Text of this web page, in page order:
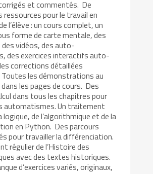
et commentés. De
ressources pour le travail en
l’élève : un cours complet, un
forme de carte mentale, des
vidéos, des auto-
des exercices interactifs auto-
corrections détaillées
Toutes les démonstrations au
les pages de cours. Des
dans tous les chapitres pour
automatismes. Un traitement
logique, de l’algorithmique et de la
en Python. Des parcours
pour travailler la différenciation.
régulier de l’Histoire des
avec des textes historiques.
d’exercices variés, originaux,